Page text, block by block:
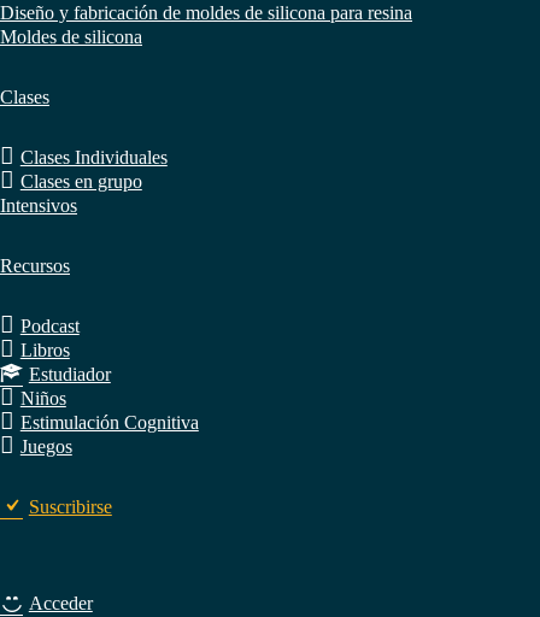
Diseño y fabricación de moldes de silicona para resina
Moldes de silicona
Clases
Clases Individuales
Clases en grupo
Intensivos
Recursos
Podcast
Libros
Estudiador
Niños
Estimulación Cognitiva
Juegos
Suscribirse
Acceder